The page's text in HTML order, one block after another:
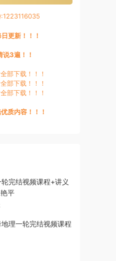
更新！！！
说3遍！！
部下载！！！
部下载！！！
部下载！！！
质内容！！！
完结视频课程+讲义
平
理一轮完结视频课程